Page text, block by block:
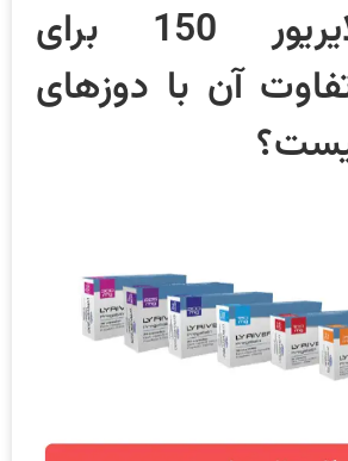
قرص لایریور 150 برای
آن با دوزهای